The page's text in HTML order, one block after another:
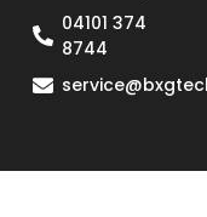
04101 374
8744